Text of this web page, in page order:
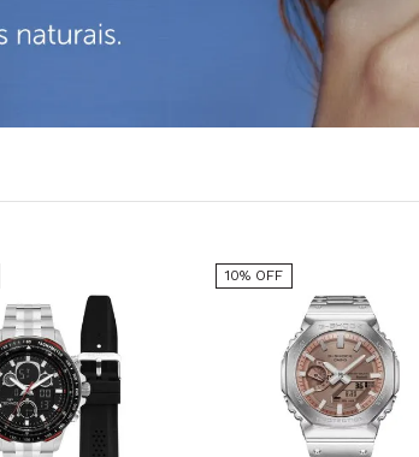
10% OFF